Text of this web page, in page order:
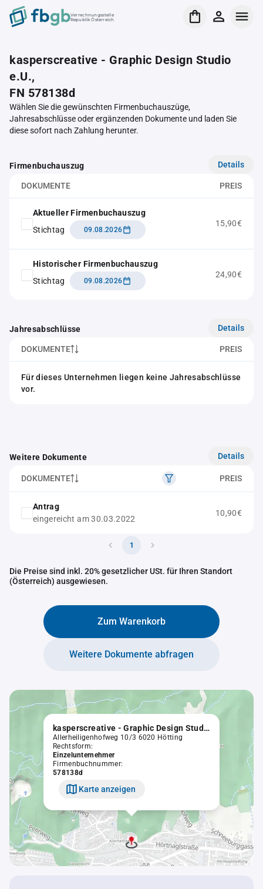
Verrechnungsstelle
Republik Österreich
kasperscreative - Graphic Design Studio
e.U.,
FN 578138d
Wählen Sie die gewünschten Firmenbuchauszüge,
Jahresabschlüsse oder ergänzenden Dokumente und laden Sie
diese sofort nach Zahlung herunter.
Firmenbuchauszug Details
DOKUMENTE PREIS
Aktueller Firmenbuchauszug
Stichtag
09.08.2026
15,90€
Historischer Firmenbuchauszug
Stichtag
09.08.2026
24,90€
Jahresabschlüsse Details
DOKUMENTE PREIS
Für dieses Unternehmen liegen keine Jahresabschlüsse
vor.
Weitere Dokumente Details
DOKUMENTE PREIS
Antrag
eingereicht am 30.03.2022
10,90€
1
Die Preise sind inkl. 20% gesetzlicher USt. für Ihren Standort
(Österreich) ausgewiesen.
Zum Warenkorb
Weitere Dokumente abfragen
kasperscreative - Graphic Design Studio e.U.
Allerheiligenhofweg 10/3 6020 Hötting
Rechtsform:
Einzelunternehmer
Firmenbuchnummer:
578138d
Karte anzeigen